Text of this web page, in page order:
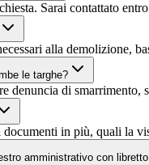
Sarai contattato
alla demolizione,
le targhe?
denuncia di smarrimento,
in più, quali la
amministrativo con